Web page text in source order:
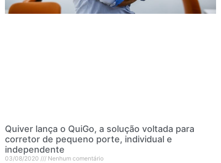
Quiver lança o QuiGo, a solução voltada para
corretor de pequeno porte, individual e
independente
03/08/2020 Nenhum comentário